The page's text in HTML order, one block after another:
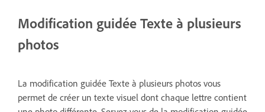
Modification guidée Texte à plusieurs
photos
La modification guidée Texte à plusieurs photos vous
permet de créer un texte visuel dont chaque lettre contient